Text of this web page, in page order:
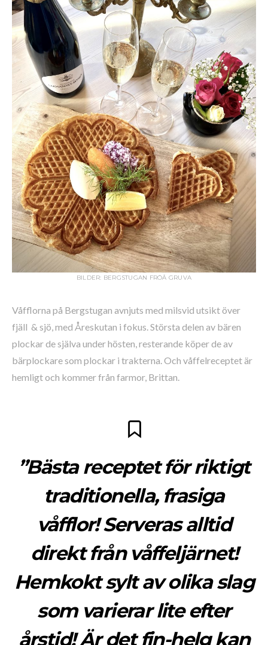
BILDER: BERGSTUGAN FRÖÅ GRUVA
Våfflorna på Bergstugan avnjuts med milsvid utsikt över
fjäll & sjö, med Åreskutan i fokus. Största delen av bären
plockar de själva under hösten, resterande köper de av
bärplockare som plockar i trakterna. Och våffelreceptet är
hemligt och kommer från farmor, Brittan.
”Bästa receptet för riktigt
traditionella, frasiga
våfflor! Serveras alltid
direkt från våffeljärnet!
Hemkokt sylt av olika slag
som varierar lite efter
årstid! Är det fin-helg kan